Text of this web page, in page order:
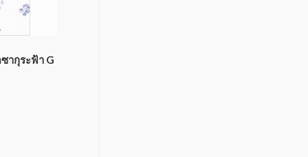
ซากุระฟ้า G